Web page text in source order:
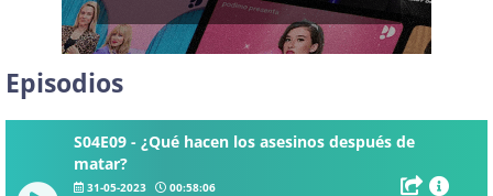
Episodios
S04E09 - ¿Qué hacen los asesinos después de
matar?
31-05-2023 00:58:06